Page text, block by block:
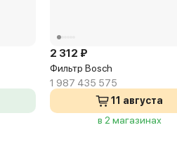
2 312 ₽
Фильтр Bosch
1 987 435 575
11 августа
в 2 магазинах